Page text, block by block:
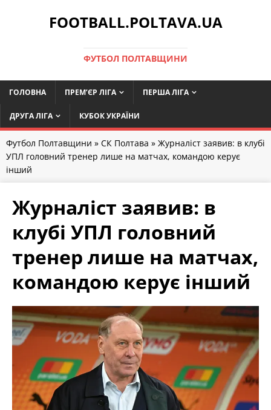
FOOTBALL.POLTAVA.UA
ФУТБОЛ ПОЛТАВЩИНИ
ГОЛОВНА ПРЕМ’ЄР ЛІГА ПЕРША ЛІГА
ДРУГА ЛІГА КУБОК УКРАЇНИ
Футбол Полтавщини » СК Полтава » Журналіст заявив: в клубі
УПЛ головний тренер лише на матчах, командою керує
інший
Журналіст заявив: в
клубі УПЛ головний
тренер лише на матчах,
командою керує інший